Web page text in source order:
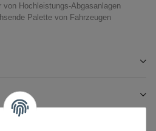
von Hochleistungs-Abgasanlagen
Palette von Fahrzeugen